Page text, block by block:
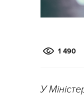
1 490
У